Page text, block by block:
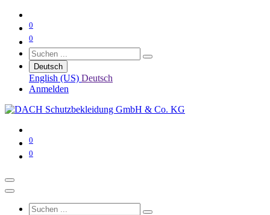
0
0
Deutsch
English (US) Deutsch
Anmelden
0
0